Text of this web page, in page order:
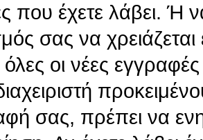
που έχετε λάβει. Ή
σας να
οι νέες
σας, πρέπει να